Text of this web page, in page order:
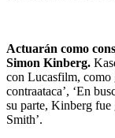
Actuarán como
Simon Kinberg.
con Lucasfilm, como
contraataca’, ‘En
su parte, Kinberg fue
Smith’.